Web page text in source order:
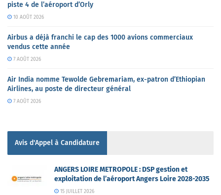
piste 4 de l’aéroport d’Orly
10 AOÛT 2026
Airbus a déjà franchi le cap des 1000 avions commerciaux
vendus cette année
7 AOÛT 2026
Air India nomme Tewolde Gebremariam, ex-patron d’Ethiopian
Airlines, au poste de directeur général
7 AOÛT 2026
Avis d'Appel à Candidature
ANGERS LOIRE METROPOLE : DSP gestion et
exploitation de l’aéroport Angers Loire 2028-2035
15 JUILLET 2026